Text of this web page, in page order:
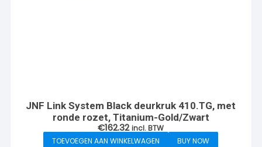
JNF Link System Black deurkruk 410.TG, met
ronde rozet, Titanium-Gold/Zwart
€162.32 incl. BTW
TOEVOEGEN AAN WINKELWAGEN
BUY NOW